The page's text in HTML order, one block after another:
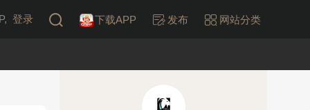
登录 下载APP 发布 网站分类